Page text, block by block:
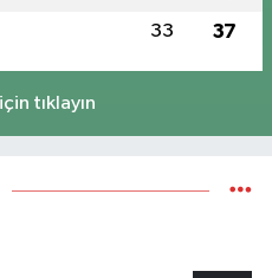
33 37
tıklayın